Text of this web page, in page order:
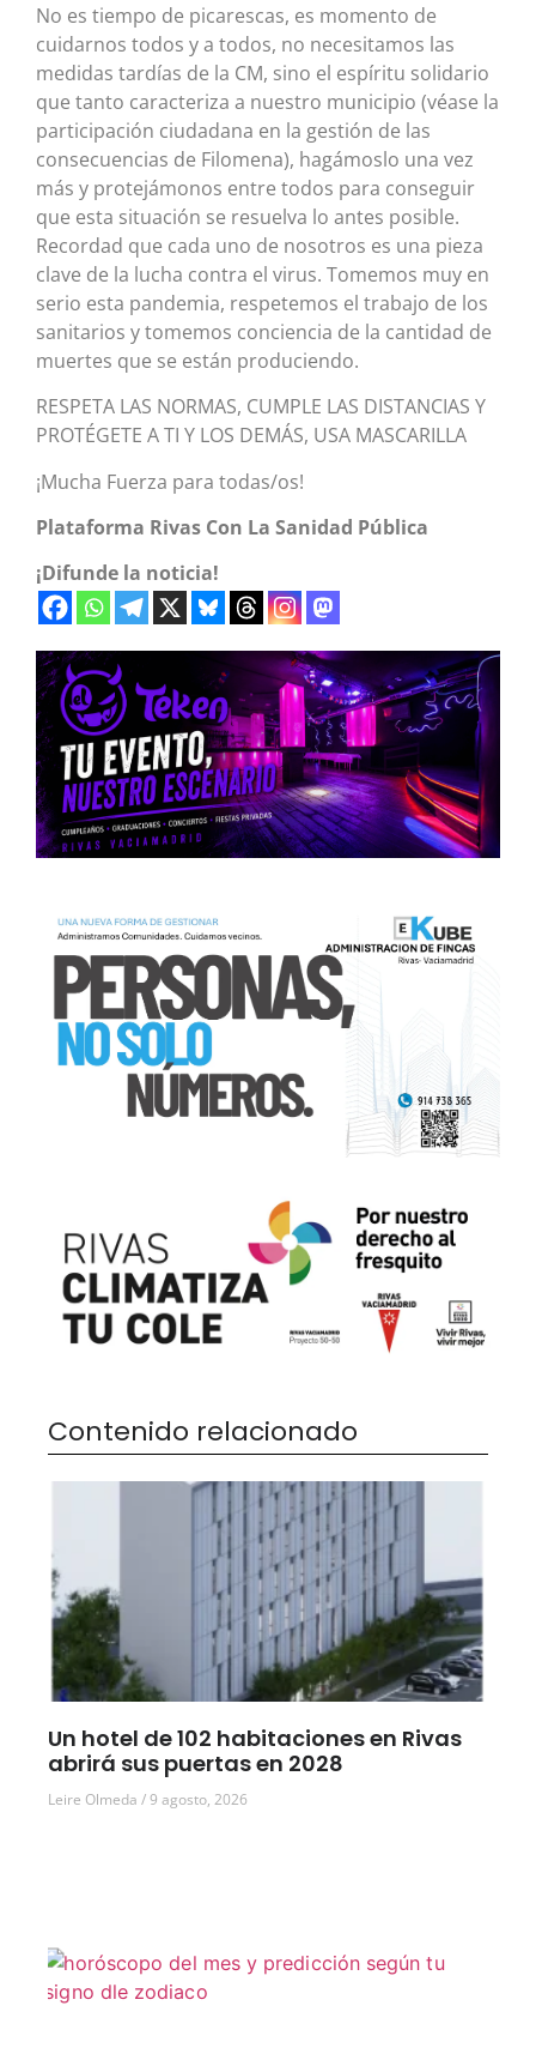
No es tiempo de picarescas, es momento de
cuidarnos todos y a todos, no necesitamos las
medidas tardías de la CM, sino el espíritu solidario
que tanto caracteriza a nuestro municipio (véase la
participación ciudadana en la gestión de las
consecuencias de Filomena), hagámoslo una vez
más y protejámonos entre todos para conseguir
que esta situación se resuelva lo antes posible.
Recordad que cada uno de nosotros es una pieza
clave de la lucha contra el virus. Tomemos muy en
serio esta pandemia, respetemos el trabajo de los
sanitarios y tomemos conciencia de la cantidad de
muertes que se están produciendo.
RESPETA LAS NORMAS, CUMPLE LAS DISTANCIAS Y
PROTÉGETE A TI Y LOS DEMÁS, USA MASCARILLA
¡Mucha Fuerza para todas/os!
Plataforma Rivas Con La Sanidad Pública
¡Difunde la noticia!
Contenido relacionado
Un hotel de 102 habitaciones en Rivas
abrirá sus puertas en 2028
Leire Olmeda 9 agosto, 2026